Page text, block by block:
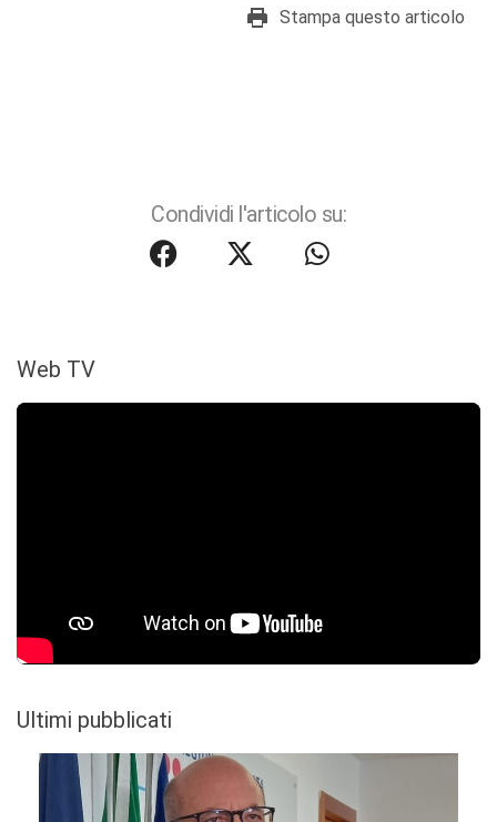
Stampa questo articolo
Condividi l'articolo su:
Web TV
Ultimi pubblicati